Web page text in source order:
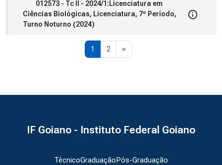
012573 - Tc II - 2024/1:Licenciatura em
Ciências Biológicas, Licenciatura, 7º Período,
Turno Noturno (2024)
1 Página 1
2Página 2
»
IF Goiano - Instituto Federal Goiano
TécnicoGraduaçãoPós-Graduação